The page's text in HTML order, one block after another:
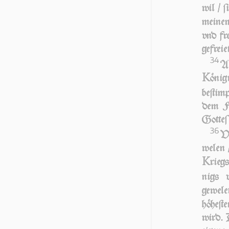
wil /
vnd
34
K
dem
36
K
nigs
wird.